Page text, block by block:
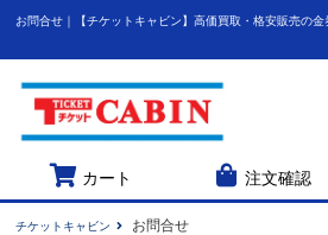
お問合せ｜【チケットキャビン】高価買取・格安販売の金
カート 注文確認
チケットキャビン お問合せ